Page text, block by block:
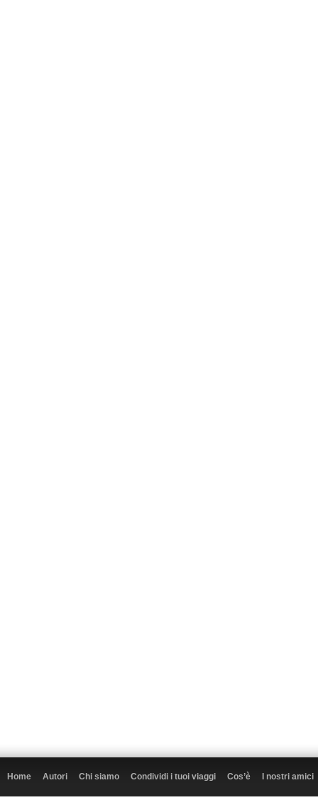
Home Autori Chi siamo Condividi i tuoi viaggi Cos’è I nostri amici